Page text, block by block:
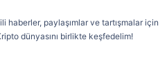
paylaşımlar ve tartışmalar için
dünyasını birlikte keşfedelim!